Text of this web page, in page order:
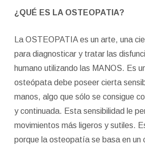
¿QUÉ ES LA OSTEOPATIA?
La OSTEOPATIA es un arte, una
para diagnosticar y tratar las
humano utilizando las MANOS. Es
osteópata debe poseer cierta
manos, algo que sólo se consigue
y continuada. Esta sensibilidad le
movimientos más ligeros y sutiles.
porque la osteopatía se basa en un